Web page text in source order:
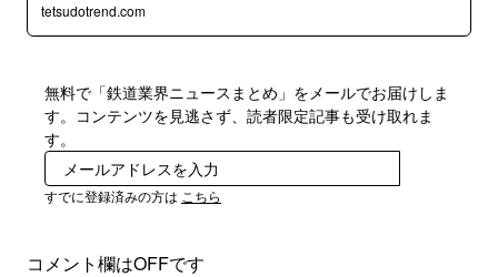
tetsudotrend.com
無料で「鉄道業界ニュースまとめ」をメールでお届けしま
す。コンテンツを見逃さず、読者限定記事も受け取れま
す。
すでに登録済みの方は こちら
コメント欄はOFFです